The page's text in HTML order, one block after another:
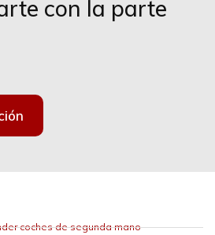
con la parte
coches de segunda mano